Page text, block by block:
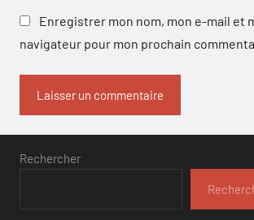
Enregistrer mon nom, mon e-mail et
navigateur pour mon prochain
Rechercher